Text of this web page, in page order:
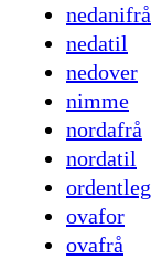
nedanifrå
nedatil
nedover
nimme
nordafrå
nordatil
ordentleg
ovafor
ovafrå